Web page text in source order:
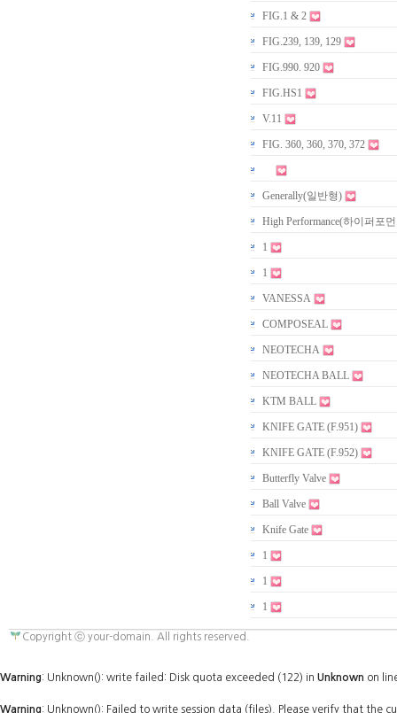
FIG.1 & 2
FIG.239, 139, 129
FIG.990. 920
FIG.HS1
V.11
FIG. 360, 360, 370, 372
Generally(일반형)
High Performance(하이퍼포
1
1
VANESSA
COMPOSEAL
NEOTECHA
NEOTECHA BALL
KTM BALL
KNIFE GATE (F.951)
KNIFE GATE (F.952)
Butterfly Valve
Ball Valve
Knife Gate
1
1
1
Copyright ⓒ your-domain. All rights reserved.
Warning: Unknown(): write failed: Disk quota exceeded (122) in Unknown on
Warning: Unknown(): Failed to write session data (files). Please verify that the